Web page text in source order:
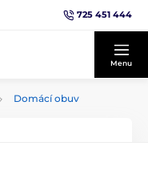
725 451 444
Menu
Domácí obuv